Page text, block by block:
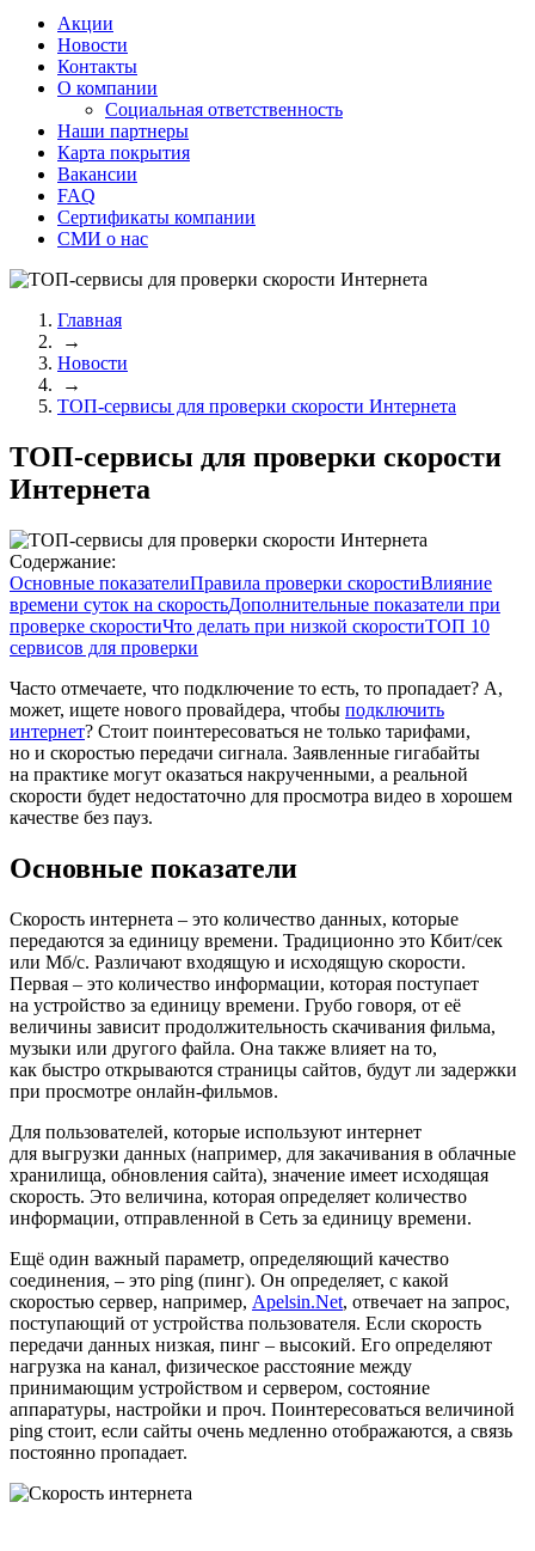
Акции
Новости
Контакты
О компании
Социальная ответственность
Наши партнеры
Карта покрытия
Вакансии
FAQ
Сертификаты компании
СМИ о нас
Главная
→
Новости
→
ТОП-сервисы для проверки скорости Интернета
ТОП-сервисы для проверки скорости
Интернета
Содержание:
Основные показателиПравила проверки скоростиВлияние
времени суток на скоростьДополнительные показатели при
проверке скоростиЧто делать при низкой скоростиТОП 10
сервисов для проверки
Часто отмечаете, что подключение то есть, то пропадает? А,
может, ищете нового провайдера, чтобы подключить
интернет? Стоит поинтересоваться не только тарифами,
но и скоростью передачи сигнала. Заявленные гигабайты
на практике могут оказаться накрученными, а реальной
скорости будет недостаточно для просмотра видео в хорошем
качестве без пауз.
Основные показатели
Скорость интернета – это количество данных, которые
передаются за единицу времени. Традиционно это Кбит/сек
или Мб/с. Различают входящую и исходящую скорости.
Первая – это количество информации, которая поступает
на устройство за единицу времени. Грубо говоря, от её
величины зависит продолжительность скачивания фильма,
музыки или другого файла. Она также влияет на то,
как быстро открываются страницы сайтов, будут ли задержки
при просмотре онлайн-фильмов.
Для пользователей, которые используют интернет
для выгрузки данных (например, для закачивания в облачные
хранилища, обновления сайта), значение имеет исходящая
скорость. Это величина, которая определяет количество
информации, отправленной в Сеть за единицу времени.
Ещё один важный параметр, определяющий качество
соединения, – это рing (пинг). Он определяет, с какой
скоростью сервер, например, Apelsin.Net, отвечает на запрос,
поступающий от устройства пользователя. Если скорость
передачи данных низкая, пинг – высокий. Его определяют
нагрузка на канал, физическое расстояние между
принимающим устройством и сервером, состояние
аппаратуры, настройки и проч. Поинтересоваться величиной
рing стоит, если сайты очень медленно отображаются, а связь
постоянно пропадает.